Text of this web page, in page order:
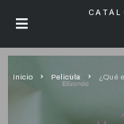
Inicio Pelicula ¿Qué